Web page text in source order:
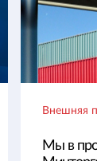
Внешняя
Мы в